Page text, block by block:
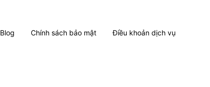
Blog Chính sách bảo mật Điều khoản dịch vụ